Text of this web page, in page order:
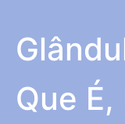
Que É,